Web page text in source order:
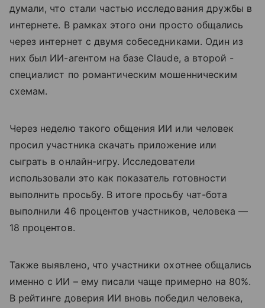
думали, что стали частью исследования дружбы в
интернете. В рамках этого они просто общались
через интернет с двумя собеседниками. Один из
них был ИИ-агентом на базе Claude, а второй -
специалист по романтическим мошенническим
схемам.
Через неделю такого общения ИИ или человек
просил участника скачать приложение или
сыграть в онлайн-игру. Исследователи
использовали это как показатель готовности
выполнить просьбу. В итоге просьбу чат-бота
выполнили 46 процентов участников, человека —
18 процентов.
Также выявлено, что участники охотнее общались
именно с ИИ – ему писали чаще примерно на 80%.
В рейтинге доверия ИИ вновь победил человека,